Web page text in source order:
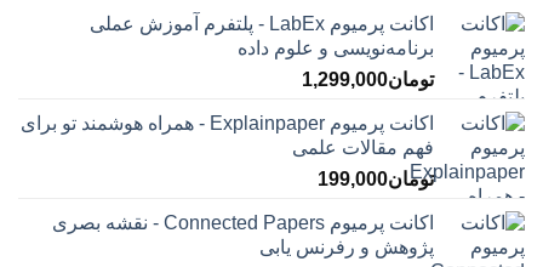
اکانت پرمیوم LabEx - پلتفرم آموزش عملی
برنامه‌نویسی و علوم داده
تومان1,299,000
اکانت پرمیوم Explainpaper - همراه هوشمند تو برای
فهم مقالات علمی
تومان199,000
اکانت پرمیوم Connected Papers - نقشه بصری
پژوهش و رفرنس یابی